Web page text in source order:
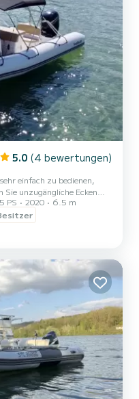
5.0 (4 bewertungen)
unzugängliche Ecken
Wassersport betreiben …
Soundsystem USB-
PS 2020
6.5 m